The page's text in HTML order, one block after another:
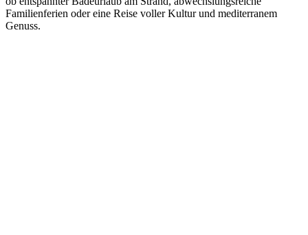
Familienferien oder eine Reise voller Kultur und mediterranem
Genuss.